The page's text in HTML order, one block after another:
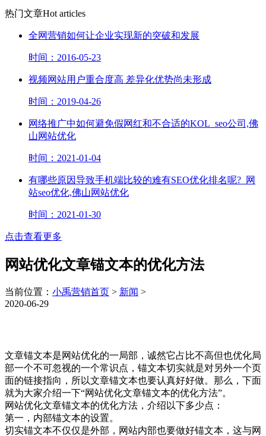
热门文章Hot articles
全网营销如何让企业实现新的突破和发展
时间：2016-05-23
视频网站用户重合度高 差异化优势尚未形成
时间：2019-04-26
网络推广​中如何避免假网红和不合适的KOL_seo公司,佛
山网站优化
时间：2021-01-04
有哪些原因导致手机端比较的难有SEO优化排名呢?_网
站seo优化,佛山网站优化
时间：2021-01-30
点击查看更多
网站优化文章锚文本的优化方法
当前位置： 小禹营销首页 > 新闻 >
2020-06-29
文章锚文本是网站优化的一局部，诚然它占比不高但也优化局
部一个不可忽视的一个常识点，锚文本切实就是对另外一个页
面的链接指向，所以文章锚文本也要认真好好做。那么，下面
就为大家介绍一下“网站优化文章锚文本的优化方法”。
网站优化文章锚文本的优化方法，介绍以下多少点：
第一，内部锚文本的设置。
切实锚文本不仅仅是外部，网站内部也要做好锚文本，这与网